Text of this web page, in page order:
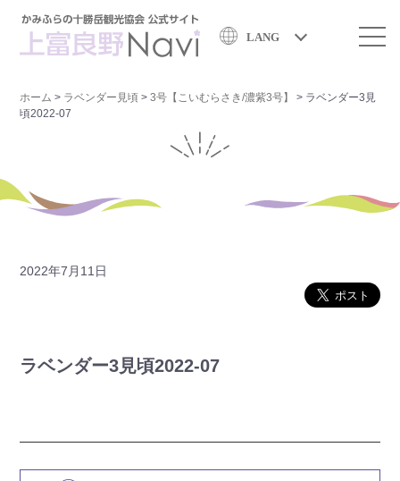
LANG
ホーム > ラベンダー見頃 >3号【こいむらさき/濃紫3号】 > ラベンダー3見
頃2022-07
2022年7月11日
ラベンダー3見頃2022-07